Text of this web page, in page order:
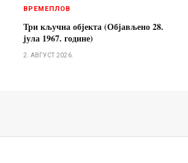
ВРЕМЕПЛОВ
Три кључна објекта (Објављено 28.
jула 1967. године)
2. АВГУСТ 2026.